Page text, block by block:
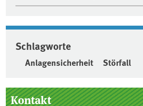
Schlagworte
Anlagensicherheit Störfall
Seitenleiste
Kontakt